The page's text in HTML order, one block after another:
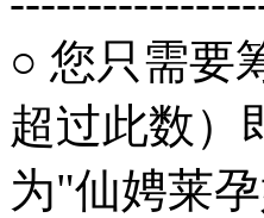
○ 您只需要
超过此数）
为"仙娉莱